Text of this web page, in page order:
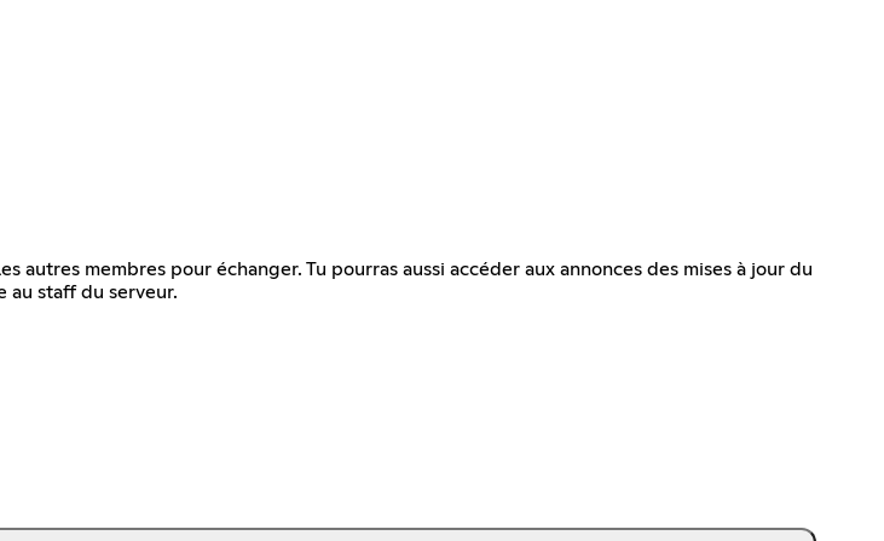
membres pour échanger. Tu pourras aussi accéder aux annonces des mises à jour du
au staff du serveur.